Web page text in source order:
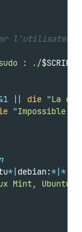
l'utilisateur
: ./
die "La
"Impossible
*| debian:*|*
Mint, Ubuntu